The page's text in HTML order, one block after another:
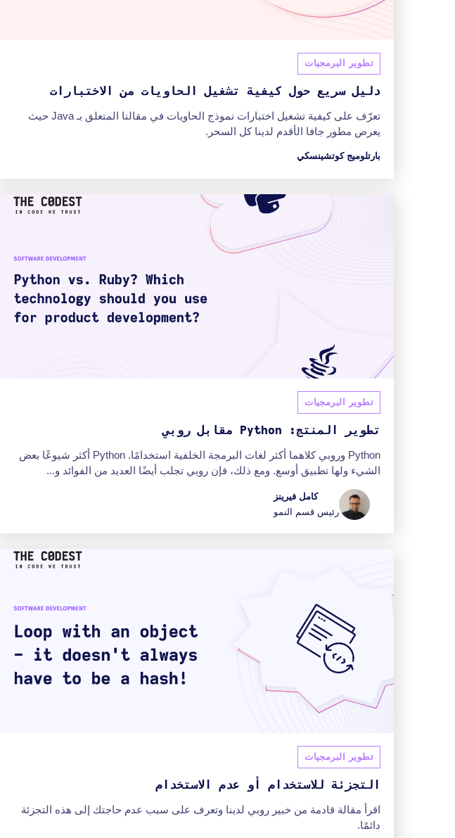
تطوير البرمجيات
دليل سريع حول كيفية تشغيل الحاويات من الاختبارات
تعرّف على كيفية تشغيل اختبارات نموذج الحاويات في مقالنا المتعلق بـ Java حيث
يعرض مطور جافا الأقدم لدينا كل السحر.
بارتلوميج كوتشينسكي
تطوير البرمجيات
تطوير المنتج: Python مقابل روبي
Python وروبي كلاهما أكثر لغات البرمجة الخلفية استخدامًا. Python أكثر شيوعًا بعض
الشيء ولها تطبيق أوسع. ومع ذلك، فإن روبي تجلب أيضًا العديد من الفوائد و...
كامل فيرينز
رئيس قسم النمو
تطوير البرمجيات
التجزئة للاستخدام أو عدم الاستخدام
اقرأ مقالة قادمة من خبير روبي لدينا وتعرف على سبب عدم حاجتك إلى هذه التجزئة
دائمًا.